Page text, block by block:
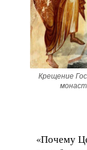
Крещение
«Почему